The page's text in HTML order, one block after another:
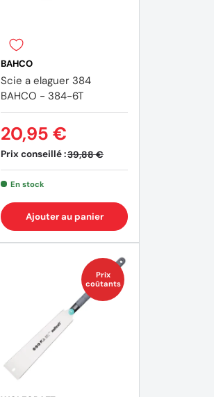
BAHCO
Scie a elaguer 384
BAHCO - 384-6T
Prix conseillé :39,88 €
20,95 €
En stock
Ajouter au panier
Prix
coûtants